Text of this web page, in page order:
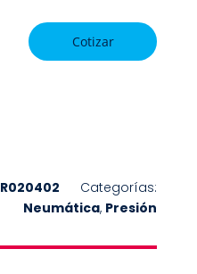
Cotizar
R020402
Categorías:
Neumática, Presión